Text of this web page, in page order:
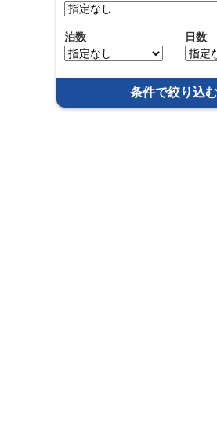
泊数 日数
条件で絞り込む